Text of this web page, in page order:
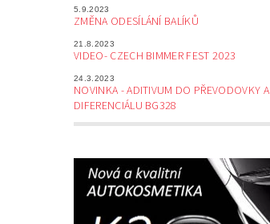
5.9.2023
ZMĚNA ODESÍLÁNÍ BALÍKŮ
21.8.2023
VIDEO- CZECH BIMMER FEST 2023
24.3.2023
NOVINKA - ADITIVUM DO PŘEVODOVKY A
DIFERENCIÁLU BG328